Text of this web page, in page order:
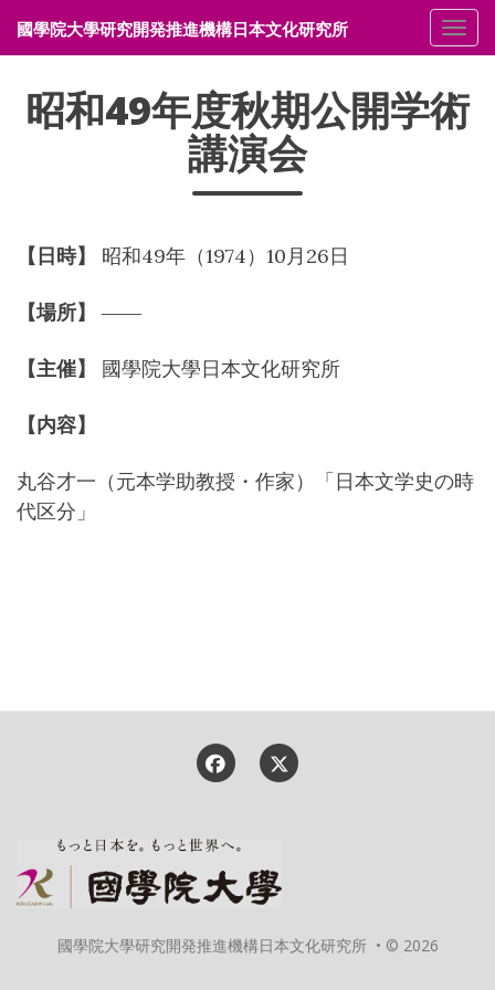
メ
國學院大學研究開発推進機構日本文化研究所
昭和49年度秋期公開学術
講演会
【日時】 昭和49年（1974）10月26日
【場所】 ――
【主催】 國學院大學日本文化研究所
【内容】
丸谷才一（元本学助教授・作家）「日本文学史の時
代区分」
國學院大學研究開発推進機構日本文化研究所 • © 2026